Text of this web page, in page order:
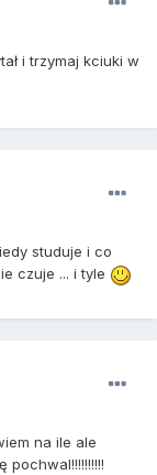
i trzymaj kciuki w
studuje i co
czuje ... i tyle
na ile ale